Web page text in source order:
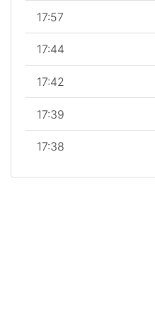
17:57
17:44
17:42
17:39
17:38